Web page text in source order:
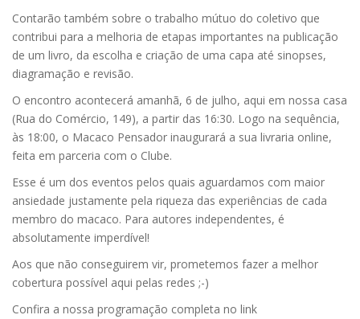
Contarão também sobre o trabalho mútuo do coletivo que
contribui para a melhoria de etapas importantes na publicação
de um livro, da escolha e criação de uma capa até sinopses,
diagramação e revisão.
O encontro acontecerá amanhã, 6 de julho, aqui em nossa casa
(Rua do Comércio, 149), a partir das 16:30. Logo na sequência,
às 18:00, o Macaco Pensador inaugurará a sua livraria online,
feita em parceria com o Clube.
Esse é um dos eventos pelos quais aguardamos com maior
ansiedade justamente pela riqueza das experiências de cada
membro do macaco. Para autores independentes, é
absolutamente imperdível!
Aos que não conseguirem vir, prometemos fazer a melhor
cobertura possível aqui pelas redes ;-)
Confira a nossa programação completa no link